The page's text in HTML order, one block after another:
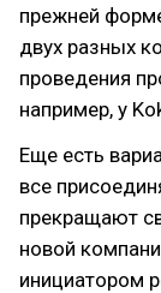
прежней
двух разных
проведения
например, у
Еще есть
все
прекращают
новой
инициатором